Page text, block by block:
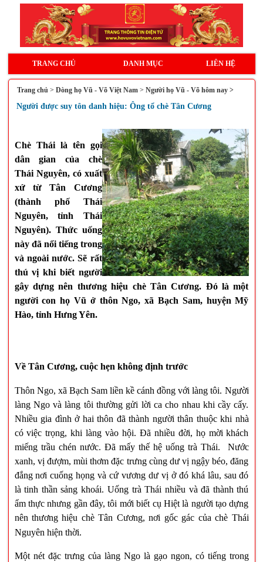
TRANG CHỦ DANH MỤC LIÊN HỆ
Trang chủ > Dòng họ Vũ - Võ Việt Nam> Người họ Vũ - Võ hôm nay >
Người được suy tôn danh hiệu: Ông tổ chè Tân Cương
Chè Thái là tên gọi
dân gian của chè
Thái Nguyên, có xuất
xứ từ Tân Cương
(thành phố Thái
Nguyên, tỉnh Thái
Nguyên). Thức uống
này đã nổi tiếng trong
và ngoài nước. Sẽ rất
thú vị khi biết người
gây dựng nên thương hiệu chè Tân Cương. Đó là một
người con họ Vũ ở thôn Ngo, xã Bạch Sam, huyện Mỹ
Hào, tỉnh Hưng Yên.
Về Tân Cương, cuộc hẹn không định trước
Thôn Ngo, xã Bạch Sam liền kề cánh đồng với làng tôi. Người
làng Ngo và làng tôi thường gửi lời ca cho nhau khi cầy cấy.
Nhiều gia đình ở hai thôn đã thành người thân thuộc khi nhà
có việc trọng, khi làng vào hội. Đã nhiều đời, họ mời khách
miếng trầu chén nước. Đã mấy thế hệ uống trà Thái. Nước
xanh, vị đượm, mùi thơm đặc trưng cùng dư vị ngậy béo, đăng
đắng nơi cuống họng và cứ vương dư vị ở đó khá lâu, sau đó
là tinh thần sảng khoái. Uống trà Thái nhiều và đã thành thú
ẩm thực nhưng gần đây, tôi mới biết cụ Hiệt là người tạo dựng
nên thương hiệu chè Tân Cương, nơi gốc gác của chè Thái
Nguyên hiện thời.
Một nét đặc trưng của làng Ngo là gạo ngon, có tiếng trong